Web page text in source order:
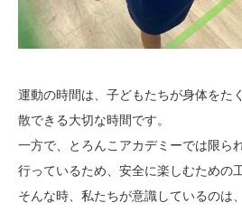
運動の時間は、子どもたちが身体をた
散できる大切な時間です。
一方で、とろんこアカデミーでは限ら
行っているため、安全に楽しむための
そんな時、私たちが意識しているのは